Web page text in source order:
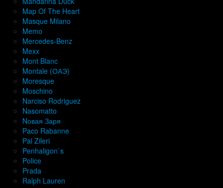
Map Of The Heart
Masque Milano
Memo
Mercedes-Benz
Mexx
Mont Blanc
Montale (ОАЭ)
Moresque
Moschino
Narciso Rodriguez
Nasomatto
Nовая Заря
Paco Rabanne
Pal Zileri
Penhaligon`s
Police
Prada
Ralph Lauren